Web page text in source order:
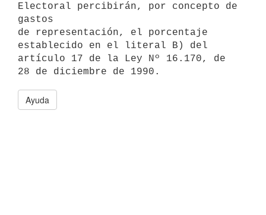
Electoral percibirán, por concepto de
gastos
de representación, el porcentaje
establecido en el literal B) del
artículo 17 de la Ley Nº 16.170, de
Ayuda